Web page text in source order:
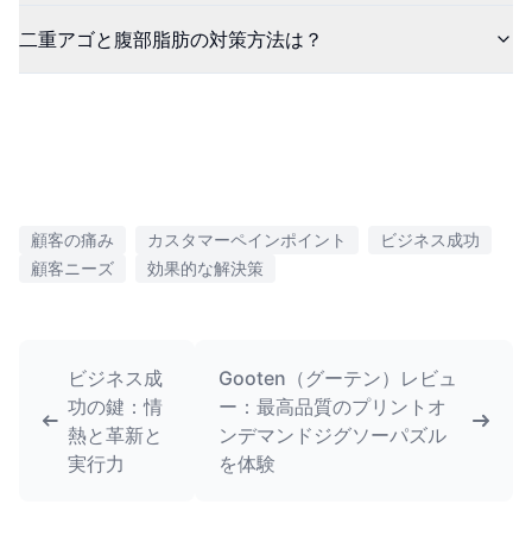
二重アゴと腹部脂肪の対策方法は？
顧客の痛み カスタマーペインポイント
ビジネス成功
顧客ニーズ
効果的な解決策
ビジネス成
功の鍵：情
熱と革新と
実行力
Gooten（グーテン）レビュ
ー：最高品質のプリントオ
ンデマンドジグソーパズル
を体験